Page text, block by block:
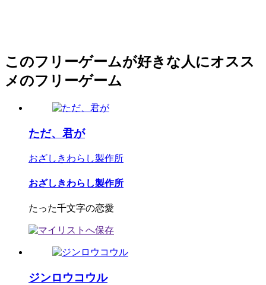
このフリーゲームが好きな人にオスス
メのフリーゲーム
ただ、君が
おざしきわらし製作所
おざしきわらし製作所
たった千文字の恋愛
ジンロウコウル